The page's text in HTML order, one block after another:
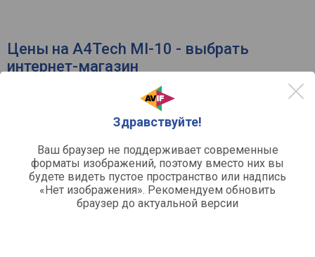
Здравствуйте!
Ваш браузер не поддерживает современные
форматы изображений, поэтому вместо них вы
будете видеть пустое пространство или надпись
«Нет изображения». Рекомендуем обновить
браузер до актуальной версии
Цены на A4Tech MI-10 - выбрать
интернет-магазин
Наушники A4Tech HU-10 черный
kotofoto.ru